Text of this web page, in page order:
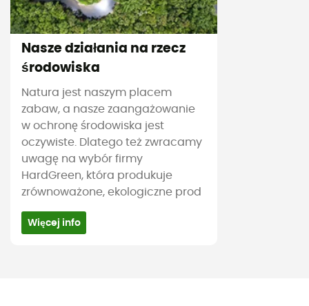
Nasze działania na rzecz
środowiska
Natura jest naszym placem
zabaw, a nasze zaangażowanie
w ochronę środowiska jest
oczywiste. Dlatego też zwracamy
uwagę na wybór firmy
HardGreen, która produkuje
zrównoważone, ekologiczne prod
Więcej info